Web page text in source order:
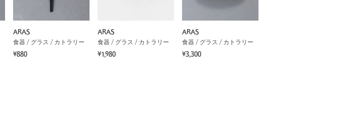
ARAS
食器 / グラス / カトラリー
¥880
ARAS
食器 / グラス / カトラリー
¥1,980
ARAS
食器 / グラス / カトラリー
¥3,300